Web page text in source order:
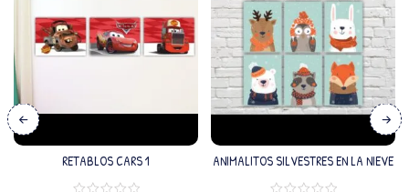
RETABLOS CARS 1 ANIMALITOS SILVESTRES EN LA NIEVE